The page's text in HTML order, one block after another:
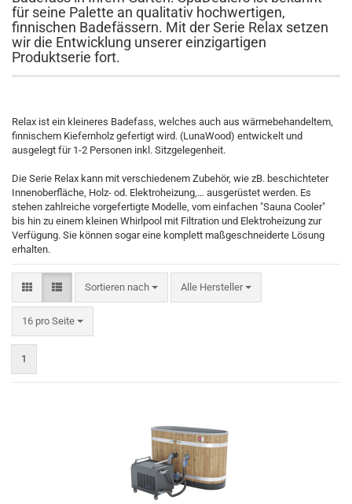
für seine Palette an qualitativ hochwertigen,
finnischen Badefässern. Mit der Serie Relax setzen
wir die Entwicklung unserer einzigartigen
Produktserie fort.
Relax ist ein kleineres Badefass, welches auch aus wärmebehandeltem,
finnischem Kiefernholz gefertigt wird. (LunaWood) entwickelt und
ausgelegt für 1-2 Personen inkl. Sitzgelegenheit.
Die Serie Relax kann mit verschiedenem Zubehör, wie zB. beschichteter
Innenoberfläche, Holz- od. Elektroheizung,… ausgerüstet werden. Es
stehen zahlreiche vorgefertigte Modelle, vom einfachen "Sauna Cooler"
bis hin zu einem kleinen Whirlpool mit Filtration und Elektroheizung zur
Verfügung. Sie können sogar eine komplett maßgeschneiderte Lösung
erhalten.
Sortieren nach
Sortieren nach Alle Hersteller
16 pro Seite
pro Seite
1